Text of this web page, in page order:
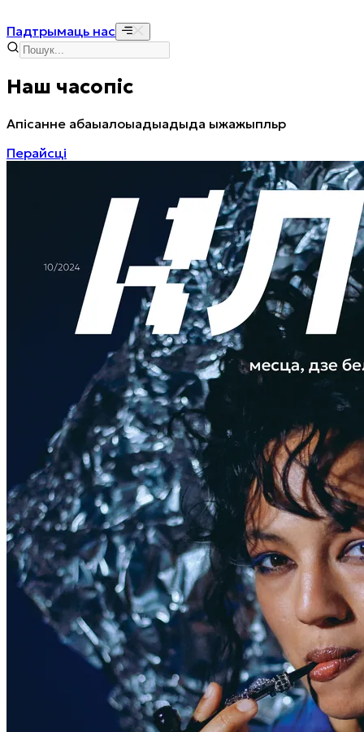
Падтрымаць нас
Наш часопіс
Апісанне абаыалоыадыадыда ыжажыпльр
Перайсці